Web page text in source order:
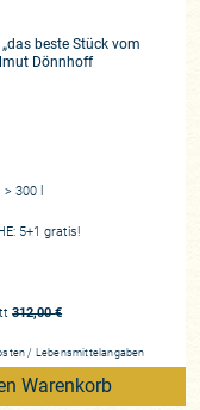
beste Stück vom
Dönnhoff
300 l
5+1 gratis!
312,00€
/ Lebensmittelangaben
Warenkorb